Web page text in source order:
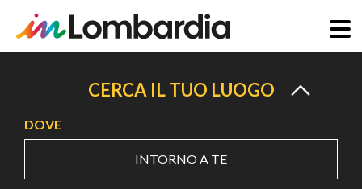
principale
CERCA IL TUO LUOGO
DOVE
INTORNO A TE